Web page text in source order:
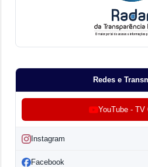
Redes e
YouTube - TV
Instagram
Facebook